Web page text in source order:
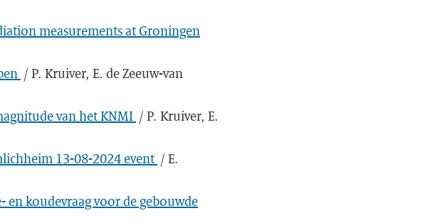
measurements at Groningen
/ P. Kruiver, E. de Zeeuw-van
van het KNMI / P. Kruiver, E.
13-08-2024 event / E.
en koudevraag voor de gebouwde